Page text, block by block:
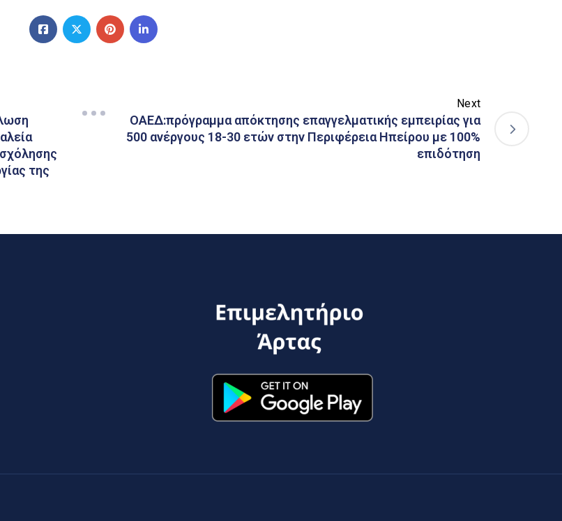
της
Next
ΟΑΕΔ:πρόγραμμα απόκτησης επαγγελματικής εμπειρίας για
500 ανέργους 18-30 ετών στην Περιφέρεια Ηπείρου με 100%
επιδότηση